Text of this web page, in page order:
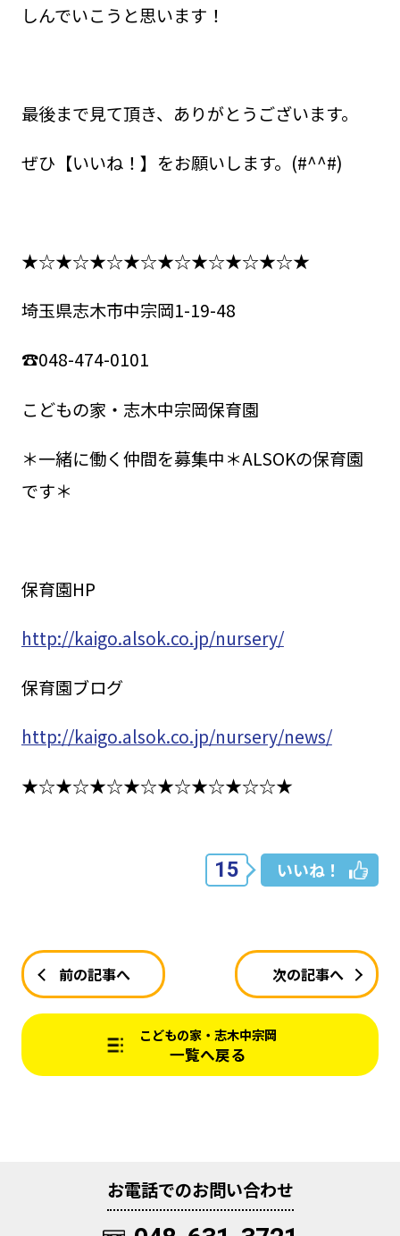
しんでいこうと思います！
最後まで見て頂き、ありがとうございます。
ぜひ【いいね！】をお願いします。(#^^#)
★☆★☆★☆★☆★☆★☆★☆★☆★
埼玉県志木市中宗岡1-19-48
☎048-474-0101
こどもの家・志木中宗岡保育園
＊一緒に働く仲間を募集中＊ALSOKの保育園
です＊
保育園HP
http://kaigo.alsok.co.jp/nursery/
保育園ブログ
http://kaigo.alsok.co.jp/nursery/news/
★☆★☆★☆★☆★☆★☆★☆☆★
15 いいね！
前の記事へ 次の記事へ
こどもの家・志木中宗岡
一覧へ戻る
お電話でのお問い合わせ